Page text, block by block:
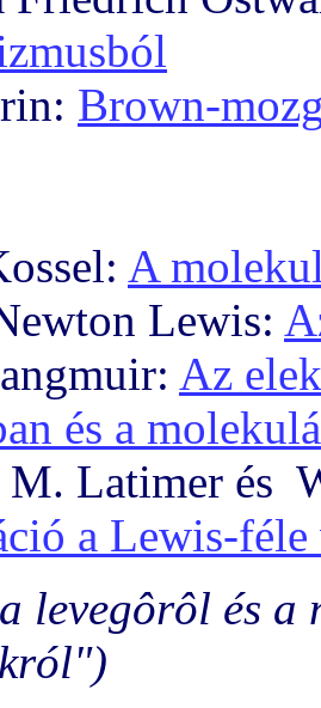
Brown-
A
Lewis:
Az
és a
M. Latimer és
a Lewis-
levegôrôl és a